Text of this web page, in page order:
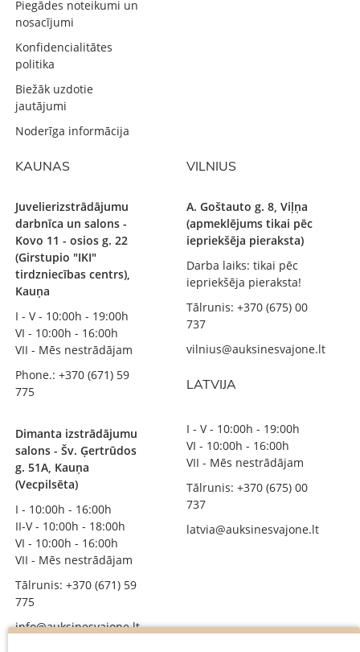
Piegādes noteikumi un
nosacījumi
Konfidencialitātes
politika
Biežāk uzdotie
jautājumi
Noderīga informācija
KAUNAS
Juvelierizstrādājumu
darbnīca un salons -
Kovo 11 - osios g. 22
(Girstupio "IKI"
tirdzniecības centrs),
Kauņa
I - V - 10:00h - 19:00h
VI - 10:00h - 16:00h
VII - Mēs nestrādājam
Phone.: +370 (671) 59
775
Dimanta izstrādājumu
salons - Šv. Ģertrūdos
g. 51A, Kauņa
(Vecpilsēta)
I - 10:00h - 16:00h
II-V - 10:00h - 18:00h
VI - 10:00h - 16:00h
VII - Mēs nestrādājam
Tālrunis: +370 (671) 59
775
info@auksinesvajone.lt
VILNIUS
A. Goštauto g. 8, Viļņa
(apmeklējums tikai pēc
iepriekšēja pieraksta)
Darba laiks: tikai pēc
iepriekšēja pieraksta!
Tālrunis: +370 (675) 00
737
vilnius@auksinesvajone.lt
LATVIJA
I - V - 10:00h - 19:00h
VI - 10:00h - 16:00h
VII - Mēs nestrādājam
Tālrunis: +370 (675) 00
737
latvia@auksinesvajone.lt